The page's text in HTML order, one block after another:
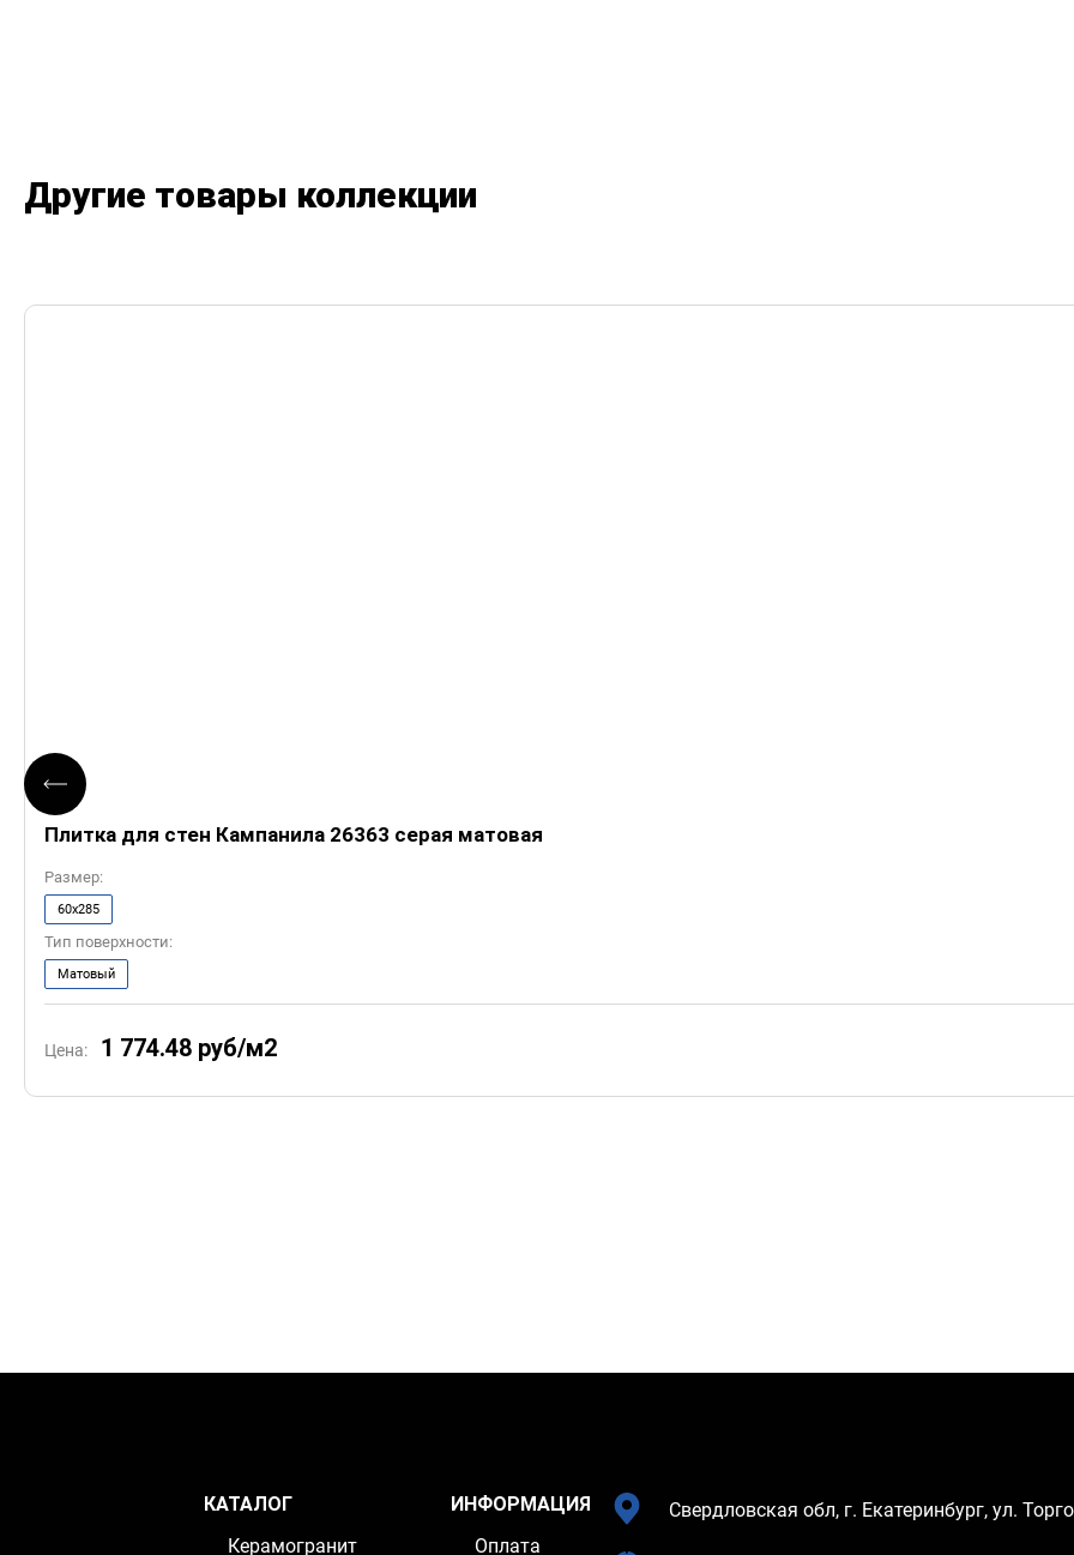
Другие товары коллекции
Плитка для стен Кампанила 26363 серая матовая
Цена: 1 774.48 руб/м2
Размер:
60x285
Тип поверхности:
Матовый
КАТАЛОГ
Керамогранит
ИНФОРМАЦИЯ
Оплата
Свердловская обл, г. Екатеринбург, ул.